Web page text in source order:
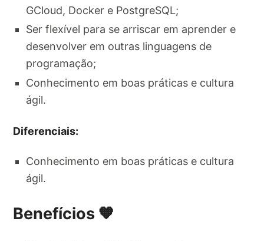
GCloud, Docker e PostgreSQL;
Ser flexível para se arriscar em aprender e
desenvolver em outras linguagens de
programação;
Conhecimento em boas práticas e cultura
ágil.
Diferenciais:
Conhecimento em boas práticas e cultura
ágil.
Benefícios 🧡